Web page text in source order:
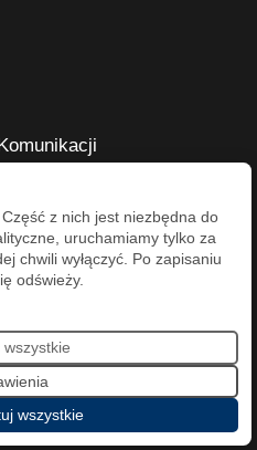
| Projekt i realizacja:
.
z nich jest niezbędna do
uruchamiamy tylko za
chwili wyłączyć. Po zapisaniu
odświeży.
się w nowej karcie)
wszystkie